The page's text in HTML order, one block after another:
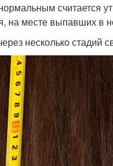
считается
на месте выпавших в
несколько стадий